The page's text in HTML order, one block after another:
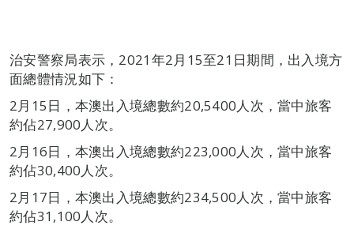
治安警察局表示，2021年2月15至21日期間，出入境方
面總體情況如下：
2月15日，本澳出入境總數約20,5400人次，當中旅客
約佔27,900人次。
2月16日，本澳出入境總數約223,000人次，當中旅客
約佔30,400人次。
2月17日，本澳出入境總數約234,500人次，當中旅客
約佔31,100人次。